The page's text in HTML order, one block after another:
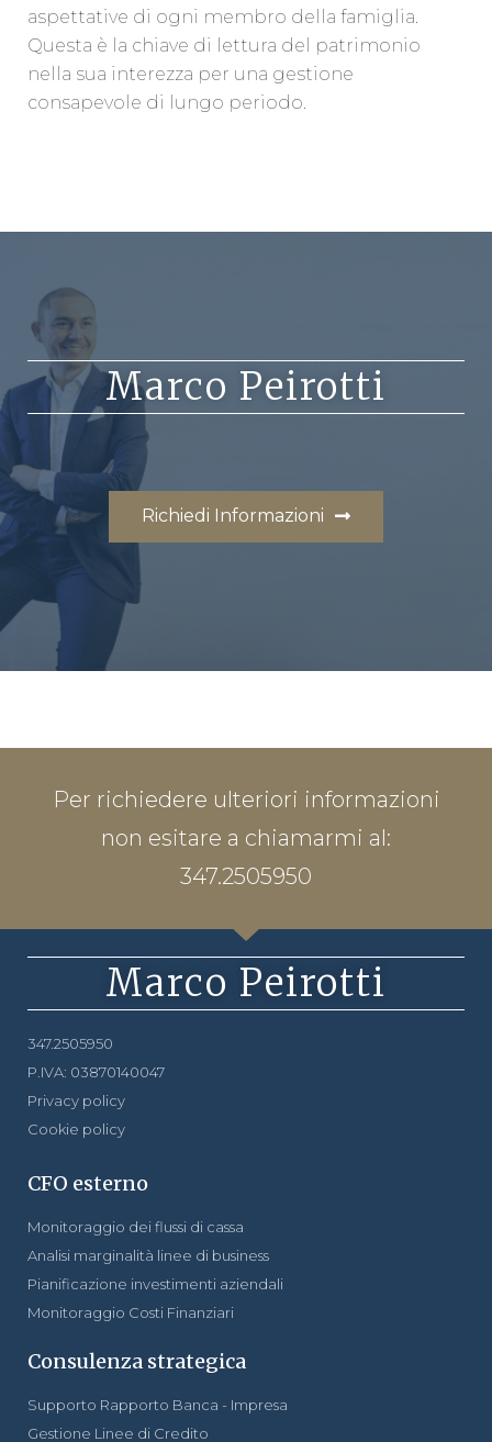
aspettative di ogni membro della famiglia.
Questa è la chiave di lettura del patrimonio
nella sua interezza per una gestione
consapevole di lungo periodo.
Marco Peirotti
Richiedi Informazioni
Per richiedere ulteriori informazioni
non esitare a chiamarmi al:
347.2505950
Marco Peirotti
347.2505950
P.IVA: 03870140047
Privacy policy
Cookie policy
CFO esterno
Monitoraggio dei flussi di cassa
Analisi marginalità linee di business
Pianificazione investimenti aziendali
Monitoraggio Costi Finanziari
Consulenza strategica
Supporto Rapporto Banca - Impresa
Gestione Linee di Credito